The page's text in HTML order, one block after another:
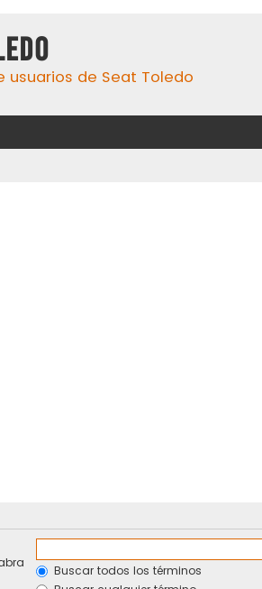
usuarios de Seat Toledo
Buscar todos los términos